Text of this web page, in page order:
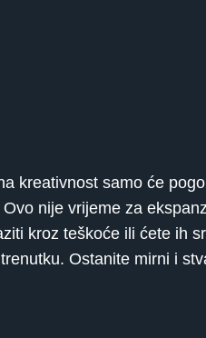
kreativnost samo će
nije vrijeme za
kroz teškoće ili ćete ih
Ostanite mirni i